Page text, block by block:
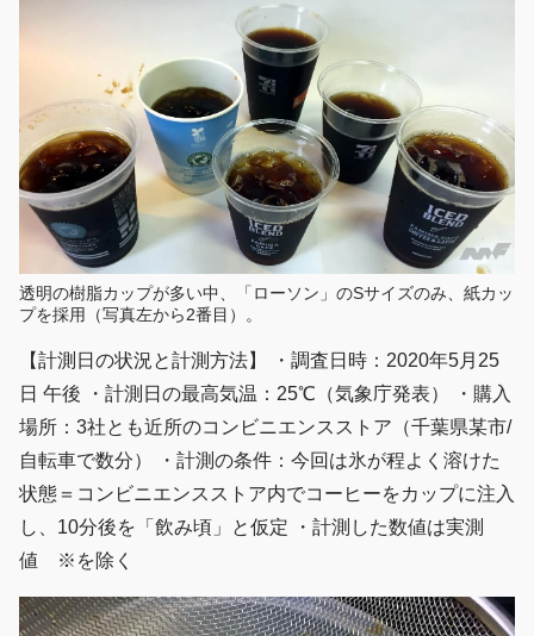
透明の樹脂カップが多い中、「ローソン」のSサイズのみ、紙カッ
プを採用（写真左から2番目）。
【計測日の状況と計測方法】 ・調査日時：2020年5月25
日 午後 ・計測日の最高気温：25℃（気象庁発表） ・購入
場所：3社とも近所のコンビニエンスストア（千葉県某市/
自転車で数分） ・計測の条件：今回は氷が程よく溶けた
状態＝コンビニエンスストア内でコーヒーをカップに注入
し、10分後を「飲み頃」と仮定 ・計測した数値は実測
値 ※を除く